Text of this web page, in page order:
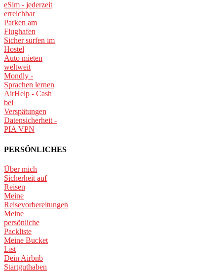
eSim - jederzeit
erreichbar
Parken am
Flughafen
Sicher surfen im
Hostel
Auto mieten
weltweit
Mondly -
Sprachen lernen
AirHelp - Cash
bei
Verspätungen
Datensicherheit -
PIA VPN
PERSÖNLICHES
Über mich
Sicherheit auf
Reisen
Meine
Reisevorbereitungen
Meine
persönliche
Packliste
Meine Bucket
List
Dein Airbnb
Startguthaben